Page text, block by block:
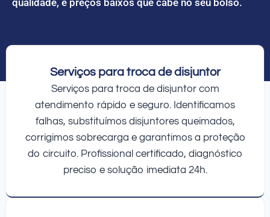
Serviços para troca de disjuntor
Serviços para troca de disjuntor com
atendimento rápido e seguro. Identificamos
falhas, substituímos disjuntores queimados,
corrigimos sobrecarga e garantimos a proteção
do circuito. Profissional certificado, diagnóstico
preciso e solução imediata 24h.